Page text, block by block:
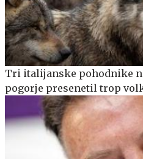
Tri italijanske pohodnike
pogorje presenetil trop